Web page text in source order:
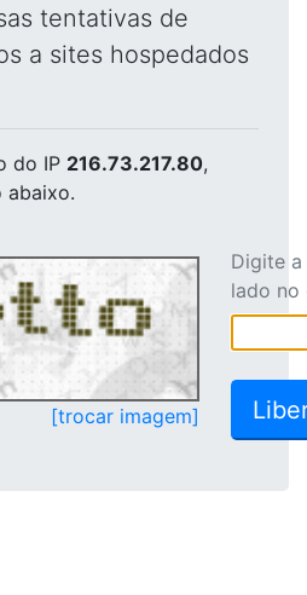
tentativas de
a sites hospedados
do IP 216.73.217.80,
abaixo.
[trocar imagem]
Digite
lado no